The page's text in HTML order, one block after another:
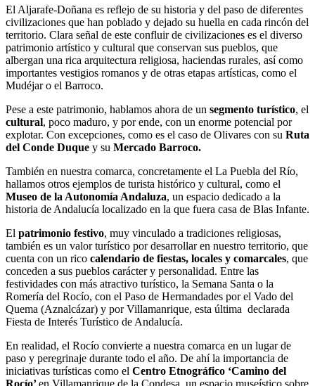
El Aljarafe-Doñana es reflejo de su historia y del paso de diferentes
civilizaciones que han poblado y dejado su huella en cada rincón del
territorio. Clara señal de este confluir de civilizaciones es el diverso
patrimonio artístico y cultural que conservan sus pueblos, que
albergan una rica arquitectura religiosa, haciendas rurales, así como
importantes vestigios romanos y de otras etapas artísticas, como el
Mudéjar o el Barroco.
Pese a este patrimonio, hablamos ahora de un segmento turístico, el
cultural, poco maduro, y por ende, con un enorme potencial por
explotar. Con excepciones, como es el caso de Olivares con su Ruta
del Conde Duque y su Mercado Barroco.
También en nuestra comarca, concretamente el La Puebla del Río,
hallamos otros ejemplos de turista histórico y cultural, como el
Museo de la Autonomía Andaluza, un espacio dedicado a la
historia de Andalucía localizado en la que fuera casa de Blas Infante.
El patrimonio festivo, muy vinculado a tradiciones religiosas,
también es un valor turístico por desarrollar en nuestro territorio, que
cuenta con un rico calendario de fiestas, locales y comarcales, que
conceden a sus pueblos carácter y personalidad. Entre las
festividades con más atractivo turístico, la Semana Santa o la
Romería del Rocío, con el Paso de Hermandades por el Vado del
Quema (Aznalcázar) y por Villamanrique, esta última declarada
Fiesta de Interés Turístico de Andalucía.
En realidad, el Rocío convierte a nuestra comarca en un lugar de
paso y peregrinaje durante todo el año. De ahí la importancia de
iniciativas turísticas como el Centro Etnográfico ‘Camino del